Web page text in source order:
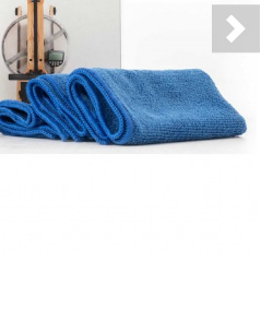
Next